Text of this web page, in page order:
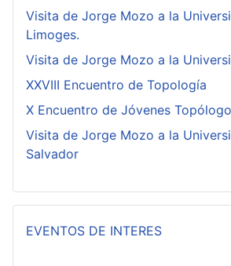
Visita de Jorge Mozo a la
Limoges.
Visita de Jorge Mozo a la
XXVIII Encuentro de Topología
X Encuentro de Jóvenes
Visita de Jorge Mozo a la
Salvador
EVENTOS DE INTERES